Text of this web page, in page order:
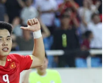
quán và các cơ quan đại